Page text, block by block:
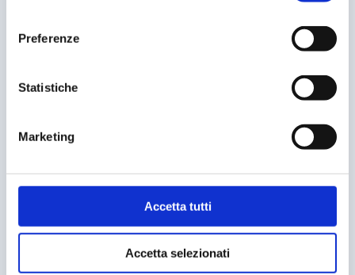
Preferenze
Statistiche
Marketing
Accetta tutti
Accetta selezionati
metodo innovativo. Non ti dirò cosa
fare, svilupperai il tuo pensiero
trasformativo nella relazione con il
tuo cane.
Il percorso individuale può essere
svolto online o presso la mia sede